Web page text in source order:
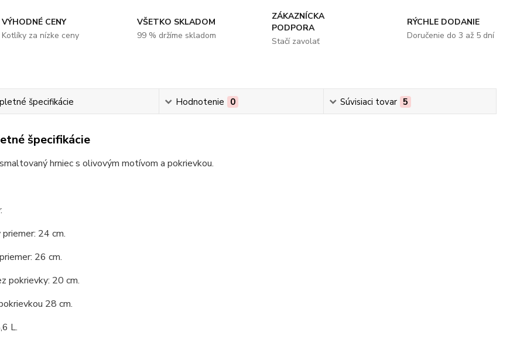
VÝHODNÉ CENY
Kotlíky za nízke ceny
VŠETKO SKLADOM
99 % držíme skladom
ZÁKAZNÍCKA
PODPORA
Stačí zavolať
RÝCHLE DODANIE
Doručenie do 3 až 5 dní
špecifikácie Hodnotenie 0 Súvisiaci tovar 5
špecifikácie
hrniec s olivovým motívom a pokrievkou.
24 cm.
26 cm.
pokrievky: 20 cm.
28 cm.
L.